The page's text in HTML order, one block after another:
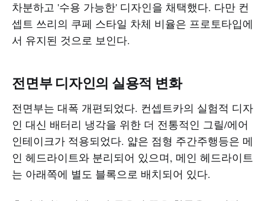
차분하고 '수용 가능한' 디자인을 채택했다. 다만 컨
셉트 쓰리의 쿠페 스타일 차체 비율은 프로토타입에
서 유지된 것으로 보인다.
전면부 디자인의 실용적 변화
전면부는 대폭 개편되었다. 컨셉트카의 실험적 디자
인 대신 배터리 냉각을 위한 더 전통적인 그릴/에어
인테이크가 적용되었다. 얇은 점형 주간주행등은 메
인 헤드라이트와 분리되어 있으며, 메인 헤드라이트
는 아래쪽에 별도 블록으로 배치되어 있다.